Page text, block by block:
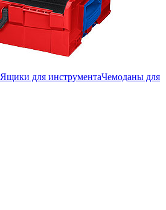
Ящики для инструментаЧемоданы для